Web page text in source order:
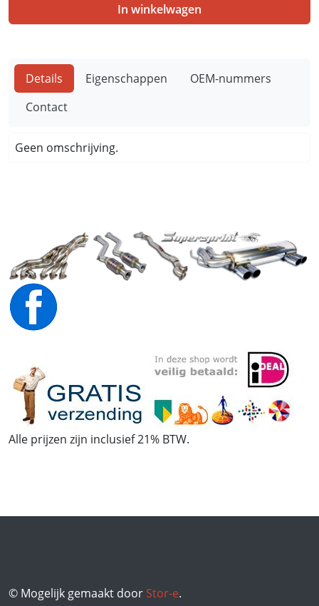
In winkelwagen
Details Eigenschappen
OEM-nummers
Contact
Geen omschrijving.
Alle prijzen zijn inclusief 21% BTW.
© Mogelijk gemaakt door Stor-e.